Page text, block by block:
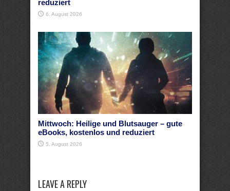
reduziert
6. August 2026
Mittwoch: Heilige und Blutsauger – gute
eBooks, kostenlos und reduziert
5. August 2026
LEAVE A REPLY